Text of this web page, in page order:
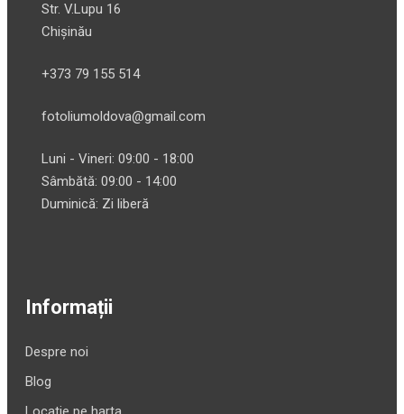
Str. V.Lupu 16
Chișinău
+373 79 155 514
fotoliumoldova@gmail.com
Luni - Vineri: 09:00 - 18:00
Sâmbătă: 09:00 - 14:00
Duminică: Zi liberă
Informații
Despre noi
Blog